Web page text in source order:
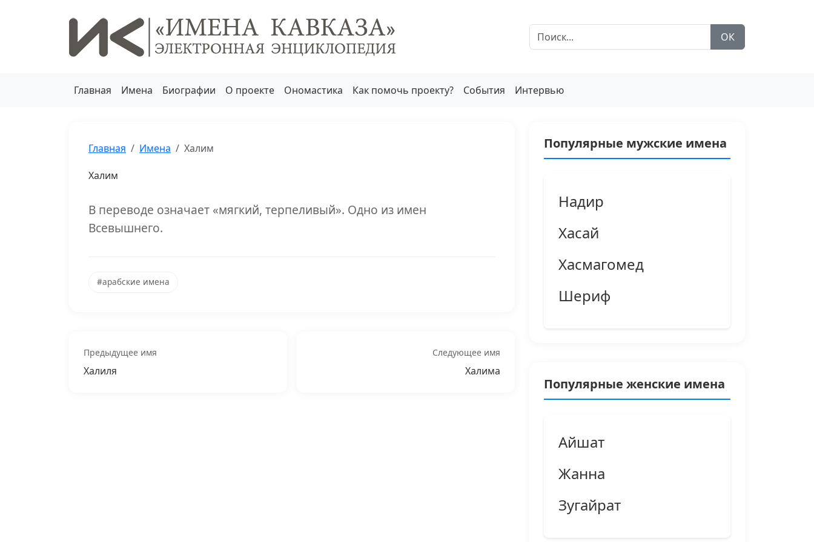
ОК
Главная Имена Биографии О проекте Ономастика Как помочь проекту? События Интервью
Главная Имена Халим
Халим
В переводе означает «мягкий, терпеливый». Одно из имен
Всевышнего.
#арабские имена
Предыдущее имя
Халиля
Следующее имя
Халима
Популярные мужские имена
Надир
Хасай
Хасмагомед
Шериф
Популярные женские имена
Айшат
Жанна
Зугайрат